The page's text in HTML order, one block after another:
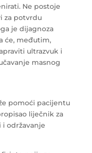
Ne postoje
za potvrdu
je dijagnoza
će, međutim,
ultrazvuk i
masnog
pomoći pacijentu
liječnik za
održavanje